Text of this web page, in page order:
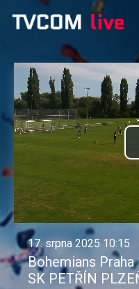
17. srpna 2025 10:15
Bohemians Praha
SK PETŘÍN